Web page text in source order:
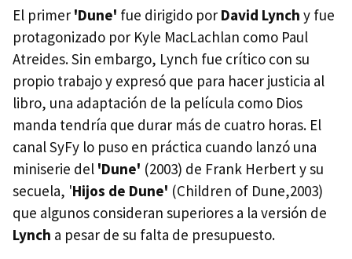
El primer 'Dune' fue dirigido por David Lynch y fue
protagonizado por Kyle MacLachlan como Paul
Atreides. Sin embargo, Lynch fue crítico con su
propio trabajo y expresó que para hacer justicia al
libro, una adaptación de la película como Dios
manda tendría que durar más de cuatro horas. El
canal SyFy lo puso en práctica cuando lanzó una
miniserie del 'Dune' (2003) de Frank Herbert y su
secuela, 'Hijos de Dune' (Children of Dune,2003)
que algunos consideran superiores a la versión de
Lynch a pesar de su falta de presupuesto.